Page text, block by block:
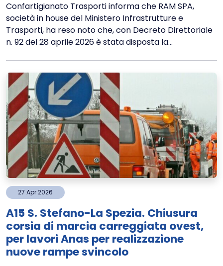
Confartigianato Trasporti informa che RAM SPA,
società in house del Ministero Infrastrutture e
Trasporti, ha reso noto che, con Decreto Direttoriale
n. 92 del 28 aprile 2026 è stata disposta la...
27 Apr2026
A15 S. Stefano-La Spezia. Chiusura
corsia di marcia carreggiata ovest,
per lavori Anas per realizzazione
nuove rampe svincolo